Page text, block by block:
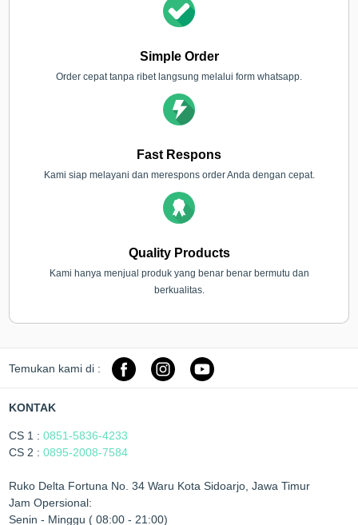
Simple Order
Order cepat tanpa ribet langsung melalui form whatsapp.
Fast Respons
Kami siap melayani dan merespons order Anda dengan cepat.
Quality Products
Kami hanya menjual produk yang benar benar bermutu dan
berkualitas.
Temukan kami di :
KONTAK
CS 1 :0851-5836-4233
CS 2 :0895-2008-7584
Ruko Delta Fortuna No. 34 Waru Kota Sidoarjo, Jawa Timur
Jam Opersional:
Senin - Minggu ( 08:00 - 21:00)